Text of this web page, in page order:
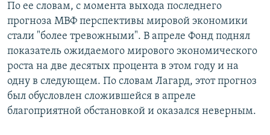
По ее словам, с момента выхода последнего
прогноза МВФ перспективы мировой экономики
стали "более тревожными". В апреле Фонд поднял
показатель ожидаемого мирового экономического
роста на две десятых процента в этом году и на
одну в следующем. По словам Лагард, этот прогноз
был обусловлен сложившейся в апреле
благоприятной обстановкой и оказался неверным.